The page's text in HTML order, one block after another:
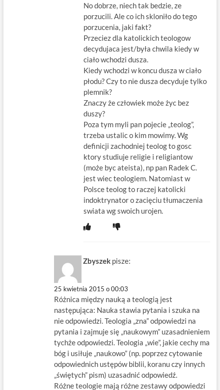
No dobrze, niech tak bedzie, ze
porzucili. Ale co ich skloniło do tego
porzucenia, jaki fakt?
Przeciez dla katolickich teologow
decydujaca jest/była chwila kiedy w
ciało wchodzi dusza.
Kiedy wchodzi w koncu dusza w ciało
płodu? Czy to nie dusza decyduje tylko
plemnik?
Znaczy że człowiek może życ bez
duszy?
Poza tym myli pan pojecie „teolog”,
trzeba ustalic o kim mowimy. Wg
definicji zachodniej teolog to gosc
ktory studiuje religie i religiantow
(może byc ateista), np pan Radek C.
jest wiec teologiem. Natomiast w
Polsce teolog to raczej katolicki
indoktrynator o zacięciu tłumaczenia
swiata wg swoich urojen.
Zbyszek pisze:
25 kwietnia 2015 o 00:03
Różnica między nauką a teologią jest
następująca: Nauka stawia pytania i szuka na
nie odpowiedzi. Teologia „zna” odpowiedzi na
pytania i zajmuje się „naukowym” uzasadnieniem
tychże odpowiedzi. Teologia „wie”, jakie cechy ma
bóg i usiłuje „naukowo” (np. poprzez cytowanie
odpowiednich ustępów biblii, koranu czy innych
„świętych” pism) uzasadnić odpowiedź.
Różne teologie mają różne zestawy odpowiedzi